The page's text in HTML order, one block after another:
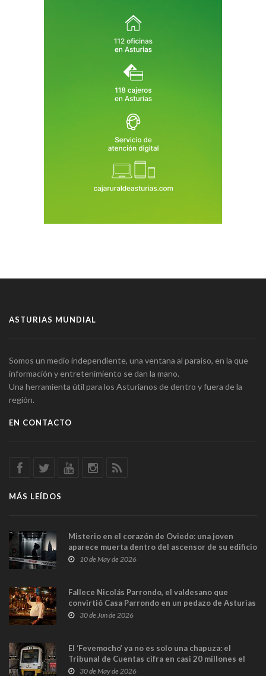
ASTURIAS MUNDIAL
Somos un medio independiente, una ventana al paraíso, en la que
información y entretenimiento se dan la mano.
Una herramienta útil para los Asturianos de dentro y fuera de la
región.
EN CONTACTO
MÁS LEÍDOS
Misterio en el corazón de Oviedo: una joven
aparece muerta dentro del ascensor de su edificio
y las cámaras captan sus últimos minutos
10 de May de 2026
Fallece Nicolás Parrondo, el valdesano que
convirtió Casa Parrondo en un pedazo de Asturias
en Madrid
30 de Jun de 2026
El ‘Fevemocho’ ya no es solo una chapuza: el
Tribunal de Cuentas cifra en casi 20 millones el
sobrecoste de los trenes que no cabían por los
30 de May de 2026